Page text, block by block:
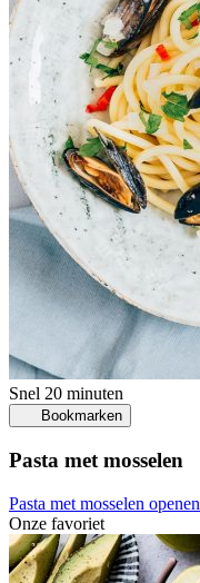
Snel 20 minuten
Bookmarken
Pasta met mosselen
Pasta met mosselen openen
Onze favoriet